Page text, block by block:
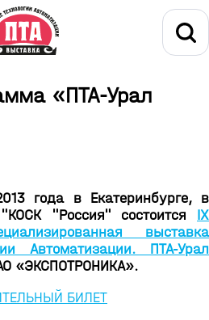
«ПТА-Урал
года в Екатеринбурге, в
"Россия" состоится IX
выставка
Автоматизации. ПТА-Урал
«ЭКСПОТРОНИКА».
БИЛЕТ